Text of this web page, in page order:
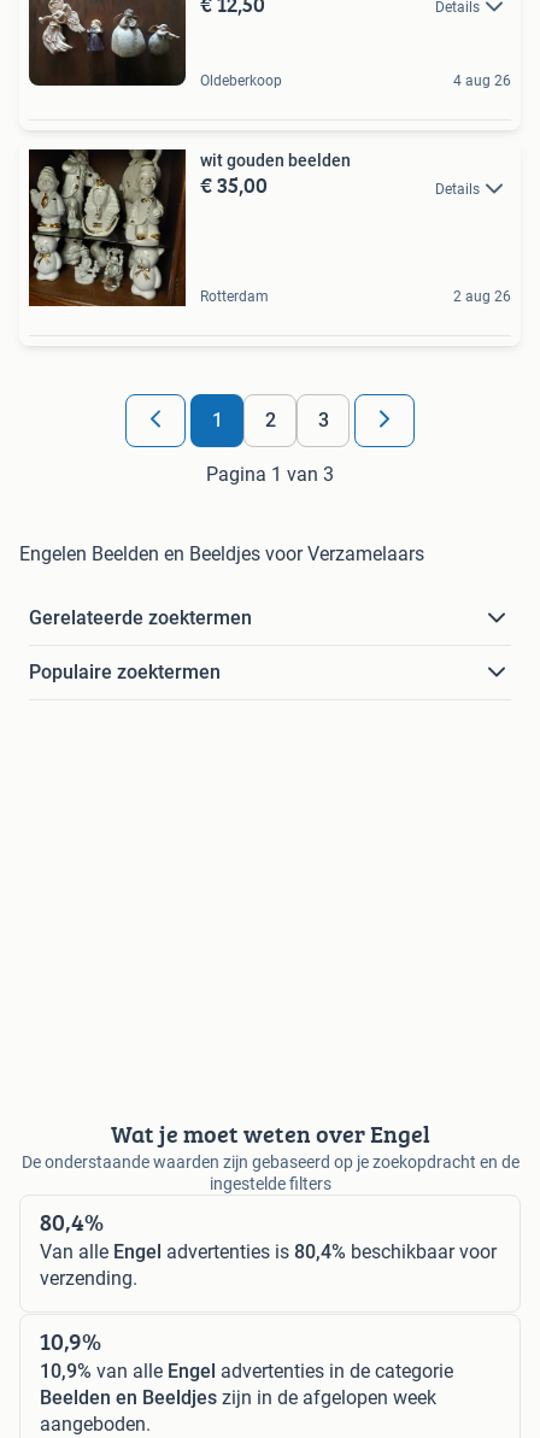
Details
Oldeberkoop 4 aug 26
wit gouden beelden
€ 35,00 Details
Rotterdam 2 aug 26
1 2 3
Pagina 1 van 3
Engelen Beelden en Beeldjes voor Verzamelaars
Gerelateerde zoektermen
Populaire zoektermen
Wat je moet weten over Engel
De onderstaande waarden zijn gebaseerd op je zoekopdracht en de
ingestelde filters
80,4%
Van alle Engel advertenties is 80,4% beschikbaar voor
verzending.
10,9%
10,9% van alle Engel advertenties in de categorie
Beelden en Beeldjes zijn in de afgelopen week
aangeboden.